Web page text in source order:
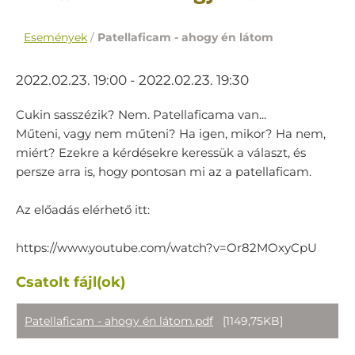
Események / Patellaficam - ahogy én látom
2022.02.23. 19:00 - 2022.02.23. 19:30
Cukin sasszézik? Nem. Patellaficama van...
Műteni, vagy nem műteni? Ha igen, mikor? Ha nem,
miért? Ezekre a kérdésekre keressük a választ, és
persze arra is, hogy pontosan mi az a patellaficam.
Az előadás elérhető itt:
https://www.youtube.com/watch?v=Or82MOxyCpU
Csatolt fájl(ok)
Patellaficam - ahogy én látom.pdf [1149,75KB]